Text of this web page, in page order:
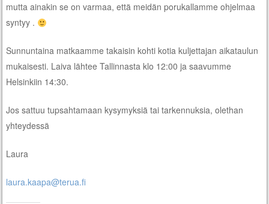
mutta ainakin se on varmaa, että meidän porukallamme ohjelmaa
syntyy .
Sunnuntaina matkaamme takaisin kohti kotia kuljettajan aikataulun
mukaisesti. Laiva lähtee Tallinnasta klo 12:00 ja saavumme
Helsinkiin 14:30.
Jos sattuu tupsahtamaan kysymyksiä tai tarkennuksia, olethan
yhteydessä
Laura
laura.kaapa@terua.fi